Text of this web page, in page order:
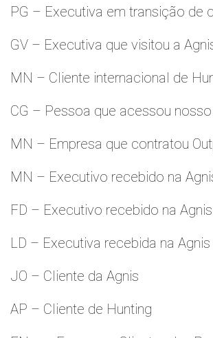
PG – Executiva em transição de
GV – Executiva que visitou a
MN – Cliente internacional de
CG – Pessoa que acessou
MN – Empresa que contratou
MN – Executivo recebido na
FD – Executivo recebido na Agnis
LD – Executiva recebida na Agnis
JO – Cliente da Agnis
AP – Cliente de Hunting